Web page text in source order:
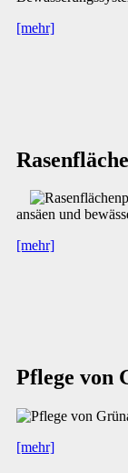
[mehr]
ansäen und
[mehr]
Pflege von
[mehr]